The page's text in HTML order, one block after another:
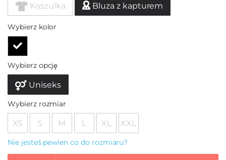
Koszulka Bluza z kapturem
Wybierz kolor
Wybierz opcję
Uniseks
Wybierz rozmiar
XS S M L XL XXL
Nie jesteś pewien co do rozmiaru?